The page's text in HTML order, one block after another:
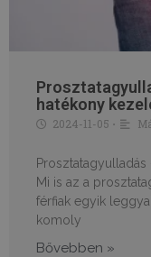
hatékony
2024-11-05 •
Mi is az a
férfiak egyik
komoly
Bővebben »